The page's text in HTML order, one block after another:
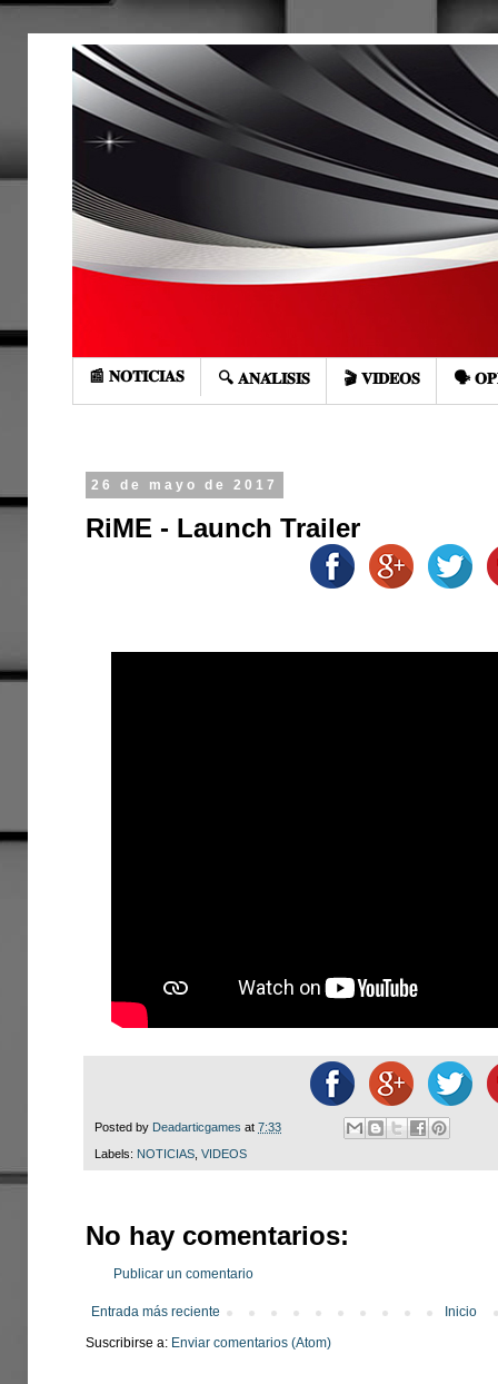
📰 𝐍𝐎𝐓𝐈𝐂𝐈𝐀𝐒 🔍 𝐀𝐍𝐀́𝐋𝐈𝐒𝐈𝐒 🎬 𝐕𝐈𝐃𝐄𝐎𝐒 🗣️
26 de mayo de 2017
RiME - Launch Trailer
Posted by Deadarticgames at 7:33
Labels: NOTICIAS VIDEOS
No hay comentarios:
Publicar un comentario
Entrada más reciente
Inicio
Suscribirse a: Enviar comentarios (Atom)